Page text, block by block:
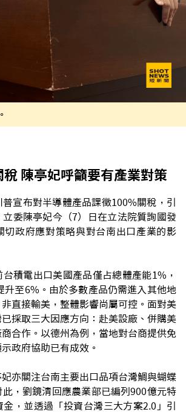
稅 陳亭妃呼籲要有產業對策
宣布對半導體產品課徵100%關稅，引
委陳亭妃今（7）日在立法院質詢國發
切政府應對策略與對台南出口產業的影
積電出口美國產品僅占總體產能1%，
升至6%。由於多數產品仍需進入其他地
非直接輸美，整體影響尚屬可控。面對美
採取三大因應方向：赴美設廠、併購美
合作。以德州為例，當地對台商提供免
政府協助已有成效。
亦關注台南主要出口品項台灣鯛與蝴蝶
，劉鏡清回應農業部已編列900億元特
，並透過「投資台灣三大方案2.0」引